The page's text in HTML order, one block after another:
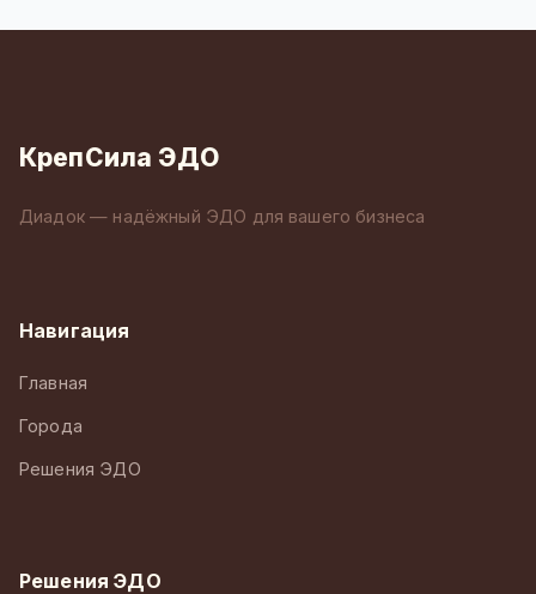
КрепСила ЭДО
Диадок — надёжный ЭДО для вашего бизнеса
Навигация
Главная
Города
Решения ЭДО
Решения ЭДО